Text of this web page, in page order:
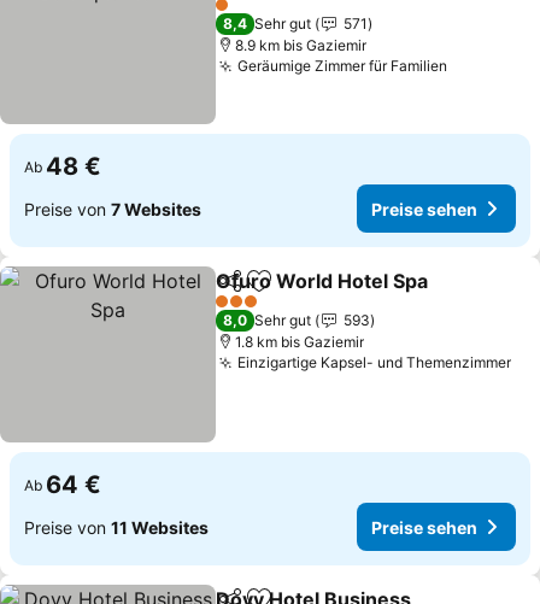
1 Sterne
8,4 Sehr gut
571
8.9 km bis Gaziemir
Geräumige Zimmer für Familien
Ab 48 €
Preise von 7 Websites Preise sehen
TeilenZu Favoriten hinzufügen
Ofuro World Hotel Spa
3 Sterne
8,0 Sehr gut
593
1.8 km bis Gaziemir
Einzigartige Kapsel- und Themenzimmer
Ab 64 €
Preise von 11 Websites Preise sehen
Dovv Hotel Business